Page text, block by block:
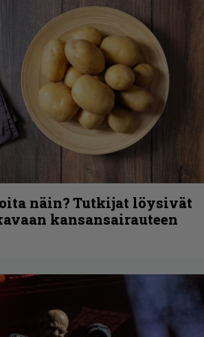
näin? Tutkijat löysivät
kansansairauteen